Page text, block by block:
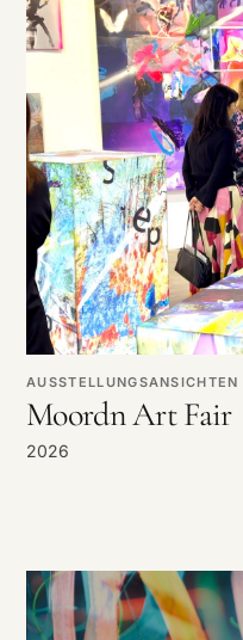
AUSSTELLUNGSANSICHTEN
Moordn Art Fair
2026